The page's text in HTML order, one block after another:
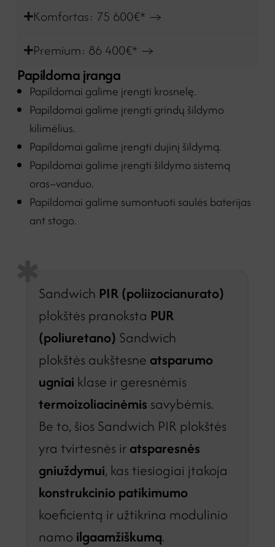
Komfortas: 75 600€* →
Premium: 86 400€* →
Papildoma įranga
Papildomai galime įrengti krosnelę.
Papildomai galime įrengti grindų šildymo
kilimėlius.
Papildomai galime įrengti dujinį šildymą.
Papildomai galime įrengti šildymo sistemą
oras–vanduo.
Papildomai galime sumontuoti saulės baterijas
ant stogo.
Sandwich PIR (poliizocianurato)
plokštės pranoksta PUR
(poliuretano) Sandwich
plokštės aukštesne atsparumo
ugniai klase ir geresnėmis
termoizoliacinėmis savybėmis.
Be to, šios Sandwich PIR plokštės
yra tvirtesnės iratsparesnės
gniuždymui, kas tiesiogiai įtakoja
konstrukcinio patikimumo
koeficientą ir užtikrina modulinio
namo ilgaamžiškumą.